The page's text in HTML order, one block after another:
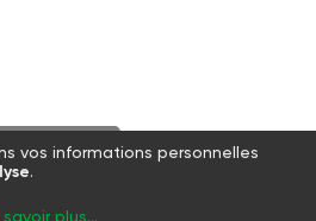
S'abonner
vos informations personnelles
.
savoir plus...